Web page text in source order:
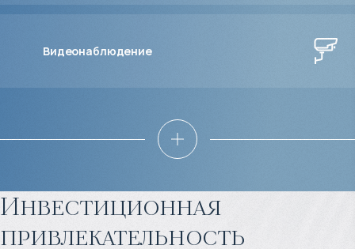
Видеонаблюдение
Инвестиционная
привлекательность